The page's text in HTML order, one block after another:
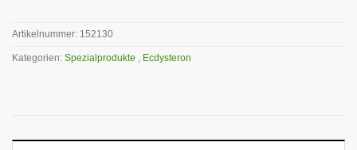
Artikelnummer: 152130
Kategorien: Spezialprodukte , Ecdysteron